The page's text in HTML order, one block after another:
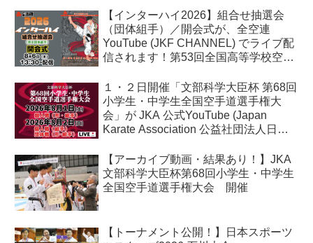
【インターハイ2026】組合せ抽選会
（団体組手）／開会式が、全空連
YouTube (JKF CHANNEL) でライブ配
信されます！第53回全国高等学校空手
１・２日開催「文部科学大臣杯 第68回
小学生・中学生全国空手道選手権大
会」が JKA 公式YouTube (Japan
Karate Association 公益社団法人日本
【アーカイブ動画・結果あり！】JKA
文部科学大臣杯第68回小学生・中学生
全国空手道選手権大会 開催
【トーナメント公開！】日本スポーツ